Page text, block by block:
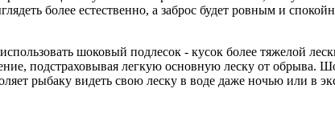
более естественно, а заброс будет ровным и
шоковый подлесок - кусок более тяжелой
подстраховывая легкую основную леску от обрыва.
рыбаку видеть свою леску в воде даже ночью или в